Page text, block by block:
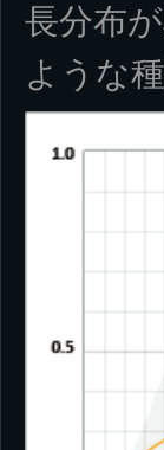
長分布
ような